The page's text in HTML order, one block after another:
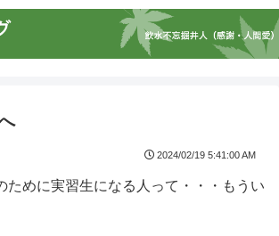
2024/02/19 5:41:00 AM
ために実習生になる人って・・・もうい